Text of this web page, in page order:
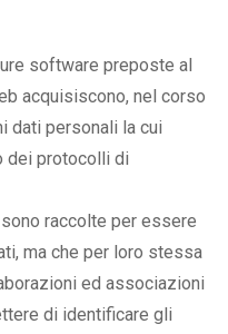
software preposte al
acquisiscono, nel corso
dati personali la cui
dei protocolli di
raccolte per essere
ma che per loro stessa
ed associazioni
di identificare gli